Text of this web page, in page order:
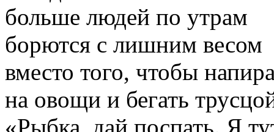
больше людей по утрам
борются с лишним весом
вместо того, чтобы
на овощи и бегать
«Рыбка, дай поспать. Я